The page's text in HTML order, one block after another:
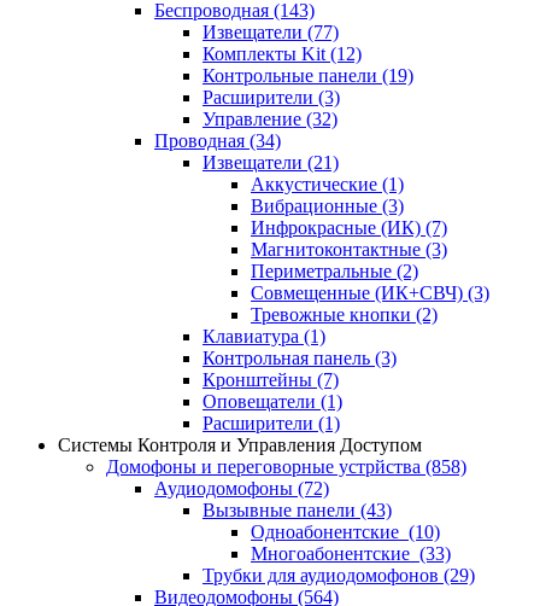
Беспроводная (143)
Извещатели (77)
Комплекты Kit (12)
Контрольные панели (19)
Расширители (3)
Управление (32)
Проводная (34)
Извещатели (21)
Аккустические (1)
Вибрационные (3)
Инфрокрасные (ИК) (7)
Магнитоконтактные (3)
Периметральные (2)
Совмещенные (ИК+СВЧ) (3)
Тревожные кнопки (2)
Клавиатура (1)
Контрольная панель (3)
Кронштейны (7)
Оповещатели (1)
Расширители (1)
Системы Контроля и Управления Доступом
Домофоны и переговорные устрйства (858)
Аудиодомофоны (72)
Вызывные панели (43)
Одноабонентские (10)
Многоабонентские (33)
Трубки для аудиодомофонов (29)
Видеодомофоны (564)